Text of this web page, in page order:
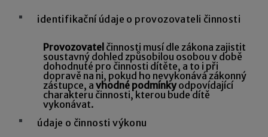
identifikační údaje o provozovateli činnosti
Provozovatel činnosti musí dle zákona zajistit
soustavný dohled způsobilou osobou v době
dohodnuté pro činnosti dítěte, a to i při
dopravě na ni, pokud ho nevykonává zákonný
zástupce, avhodné podmínkyodpovídající
charakteru činnosti, kterou bude dítě
vykonávat.
údaje o činnosti výkonu